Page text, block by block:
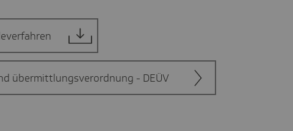
übermittlungsverordnung - DEÜV